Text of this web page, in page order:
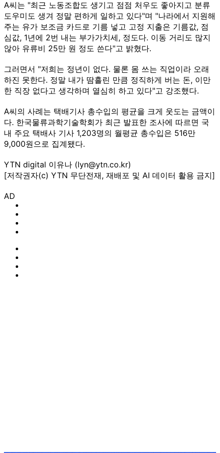
A씨는 "최근 노동조합도 생기고 점점 처우도 좋아지고 분류
도우미도 생겨 정말 편하게 일하고 있다"며 "나라에서 지원해
주는 유가 보조금 카드로 기름 넣고 고정 지출은 기름값, 점
심값, 1년에 2번 내는 부가가치세, 정도다. 이동 거리도 많지
않아 유류비 25만 원 정도 쓴다"고 밝혔다.
그러면서 "저희는 정년이 없다. 물론 몸 쓰는 직업이라 오래
하진 못한다. 정말 내가 땀흘린 만큼 정직하게 버는 돈, 이만
한 직장 없다고 생각하며 열심히 하고 있다"고 강조했다.
A씨의 사례는 택배기사 총수입의 평균을 크게 웃도는 금액이
다. 한국물류과학기술학회가 최근 발표한 조사에 따르면 국
내 주요 택배사 기사 1,203명의 월평균 총수입은 516만
9,000원으로 집계됐다.
YTN digital 이유나 (lyn@ytn.co.kr)
[저작권자(c) YTN 무단전재, 재배포 및 AI 데이터 활용 금지]
AD